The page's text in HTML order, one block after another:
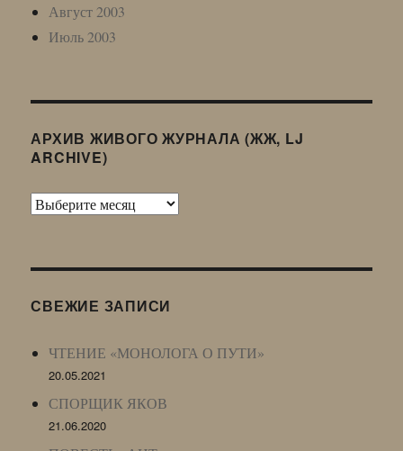
Август 2003
Июль 2003
АРХИВ ЖИВОГО ЖУРНАЛА (ЖЖ, LJ
ARCHIVE)
Архив
LJ
СВЕЖИЕ ЗАПИСИ
ЧТЕНИЕ «МОНОЛОГА О ПУТИ»
20.05.2021
СПОРЩИК ЯКОВ
21.06.2020